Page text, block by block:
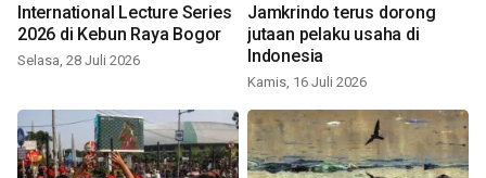
International Lecture Series
2026 di Kebun Raya Bogor
Selasa, 28 Juli 2026
Jamkrindo terus dorong
jutaan pelaku usaha di
Indonesia
Kamis, 16 Juli 2026